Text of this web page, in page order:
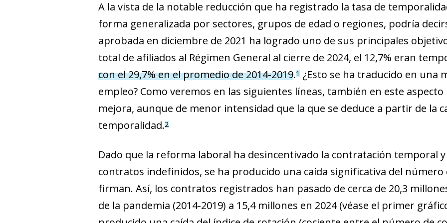
A la vista de la notable reducción que ha registrado la tasa de
forma generalizada por sectores, grupos de edad o regiones, podría
aprobada en diciembre de 2021 ha logrado uno de sus principales
total de afiliados al Régimen General al cierre de 2024, el 12,7% eran
con el 29,7% en el promedio de 2014-2019.1 ¿Esto se ha traducido en una
empleo? Como veremos en las siguientes líneas, también en este
mejora, aunque de menor intensidad que la que se deduce a partir de la
temporalidad.2
Dado que la reforma laboral ha desincentivado la contratación temporal
contratos indefinidos, se ha producido una caída significativa del
firman. Así, los contratos registrados han pasado de cerca de 20,3
de la pandemia (2014-2019) a 15,4 millones en 2024 (véase el primer